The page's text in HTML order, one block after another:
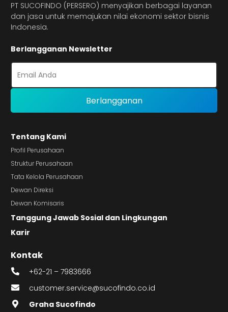
PT SUCOFINDO (PERSERO) menyajikan berbagai layanan
dan jasa untuk memajukan nilai ekonomi sektor bisnis
Indonesia.
Berlangganan Newsletter
Tentang Kami
Profil Perusahaan
Struktur Perusahaan
Tata Kelola Perusahaan
Dewan Direksi
Dewan Komisaris
Tanggung Jawab Sosial dan Lingkungan
Karir
Kontak
+62-21 – 7983666
customer.service@sucofindo.co.id
Graha Sucofindo